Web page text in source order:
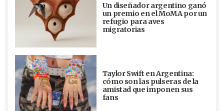
Un diseñador argentino ganó
un premio en el MoMA por un
refugio para aves
migratorias
Taylor Swift en Argentina:
cómo son las pulseras de la
amistad que imponen sus
fans